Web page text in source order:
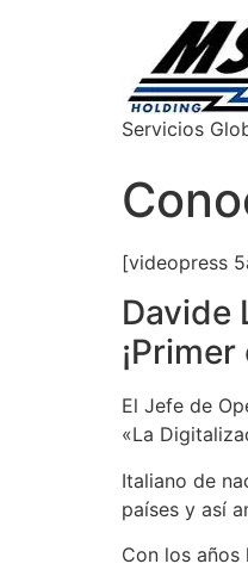
Servicios
[videopress
Davide
El Jefe de
«La
Italiano de
países y así
Con los años